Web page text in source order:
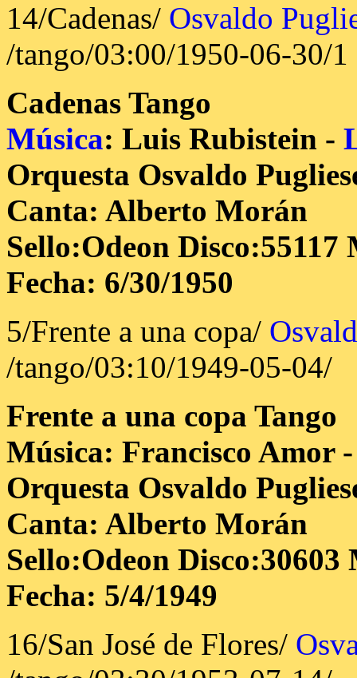
14/Cadenas/ Osvaldo
/tango/03:00/1950-06-30/1
Cadenas Tango
Música: Luis Rubistein -
Orquesta Osvaldo
Canta: Alberto Morán
Sello:Odeon
Fecha: 6/30/1950
5/Frente a una copa/
/tango/03:10/1949-05-04/
Frente a una copa Tango
Música: Francisco Amor
Orquesta Osvaldo
Canta: Alberto Morán
Sello:Odeon
Fecha: 5/4/1949
16/San José de Flores/